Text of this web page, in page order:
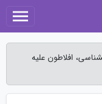
روانشناسی، افلاطون علیه